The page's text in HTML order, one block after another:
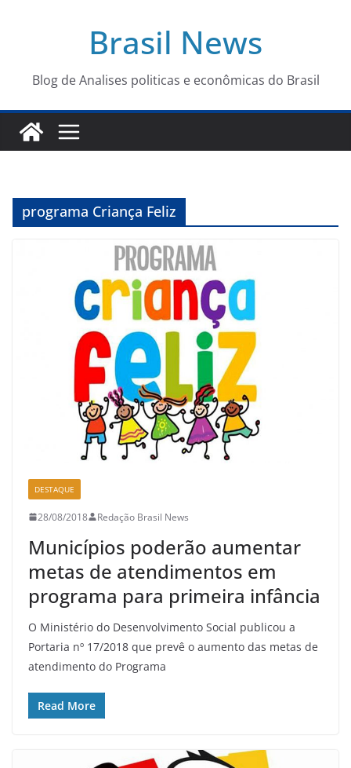
conteúdo
Brasil News
Blog de Analises politicas e econômicas do Brasil
programa Criança Feliz
DESTAQUE
28/08/2018 Redação Brasil News
Municípios poderão aumentar
metas de atendimentos em
programa para primeira infância
O Ministério do Desenvolvimento Social publicou a
Portaria nº 17/2018 que prevê o aumento das metas de
atendimento do Programa
Read More